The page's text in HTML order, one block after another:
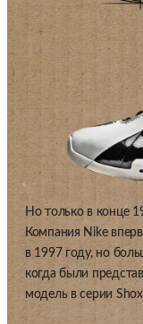
Но только в конце
Компания Nike
в 1997 году, но
когда были
модель в серии